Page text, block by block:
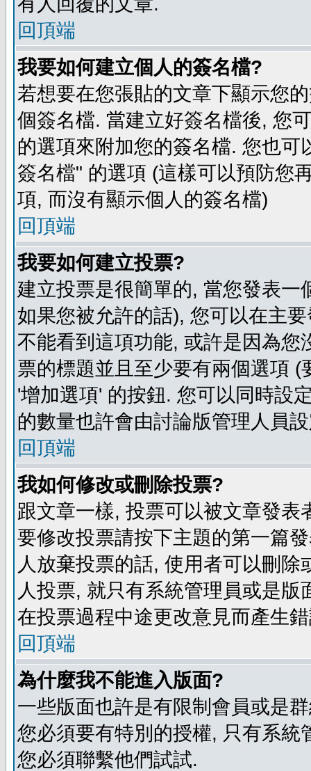
回頂端
我要如何建立個人的簽名檔?
若想要在您張貼的文章下顯示您
個簽名檔. 當建立好簽名檔後, 您
的選項來附加您的簽名檔. 您也
簽名檔" 的選項 (這樣可以預防您
項, 而沒有顯示個人的簽名檔)
回頂端
我要如何建立投票?
建立投票是很簡單的, 當您發表
如果您被允許的話), 您可以在主
不能看到這項功能, 或許是因為
票的標題並且至少要有兩個選項
'增加選項' 的按鈕. 您可以同時設
的數量也許會由討論版管理人員
回頂端
我如何修改或刪除投票?
跟文章一樣, 投票可以被文章發
要修改投票請按下主題的第一篇
人放棄投票的話, 使用者可以刪
人投票, 就只有系統管理員或是
在投票過程中途更改意見而產生
回頂端
為什麼我不能進入版面?
一些版面也許是有限制會員或是
您必須要有特別的授權, 只有系
您必須聯繫他們試試.